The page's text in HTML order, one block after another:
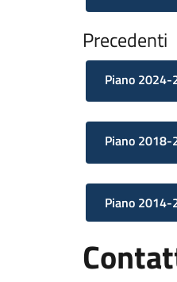
Precedenti
Piano
Piano
Piano